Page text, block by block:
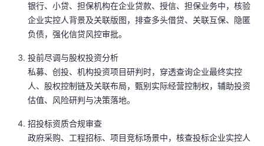
动
关
注
学
Programs
持
银行、小贷、担保机构在企业贷款、授信、担保业务中，核验
企业实控人背景及关联版图，排查多头借贷、关联互保、隐匿
负债，强化信贷风控审批。
投前尽调与股权投资分析
私募、创投、机构投资项目研判时，穿透查询企业最终实控
人、股权控制链及关联布局，甄别实际经营控制权，辅助投资
估值、风险研判与决策落地。
招投标资质合规审查
政府采购、工程招标、项目竞标场景中，核查投标企业实控人